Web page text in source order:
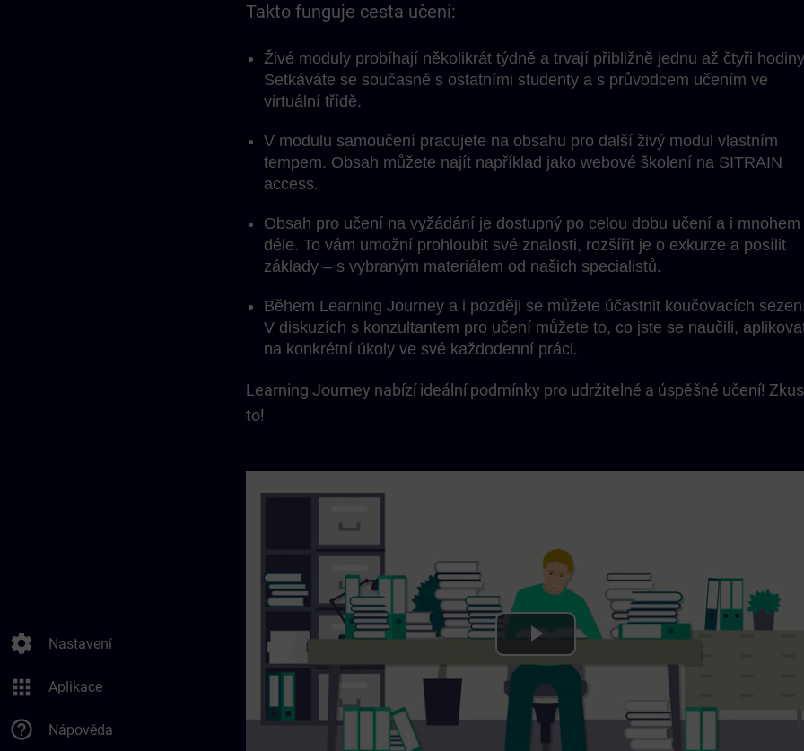
settings Nastavení
apps Aplikace
help_outline Nápověda
Takto funguje cesta učení:
Živé moduly probíhají několikrát týdně a trvají přibližně jednu až čtyři
Setkáváte se současně s ostatními studenty a s průvodcem učením ve
virtuální třídě.
V modulu samoučení pracujete na obsahu pro další živý modul vlastním
tempem. Obsah můžete najít například jako webové školení na SITRAIN
access.
Obsah pro učení na vyžádání je dostupný po celou dobu učení a i mnohem
déle. To vám umožní prohloubit své znalosti, rozšířit je o exkurze a posílit
základy – s vybraným materiálem od našich specialistů.
Během Learning Journey a i později se můžete účastnit koučovacích
V diskuzích s konzultantem pro učení můžete to, co jste se naučili,
na konkrétní úkoly ve své každodenní práci.
Learning Journey nabízí ideální podmínky pro udržitelné a úspěšné učení! Zkus
to!
Play
Video